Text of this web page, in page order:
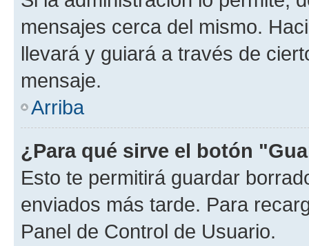
mensajes cerca del mismo.
llevará y guiará a través de
mensaje.
Arriba
¿Para qué sirve el botón
Esto te permitirá guardar
enviados más tarde. Para
Panel de Control de Usuario.